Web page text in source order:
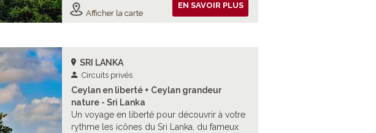
Afficher la carte
EN SAVOIR PLUS
SRI LANKA
Circuits privés
Ceylan en liberté + Ceylan grandeur
nature - Sri Lanka
Un voyage en liberté pour découvrir à votre
rythme les icônes du Sri Lanka, du fameux